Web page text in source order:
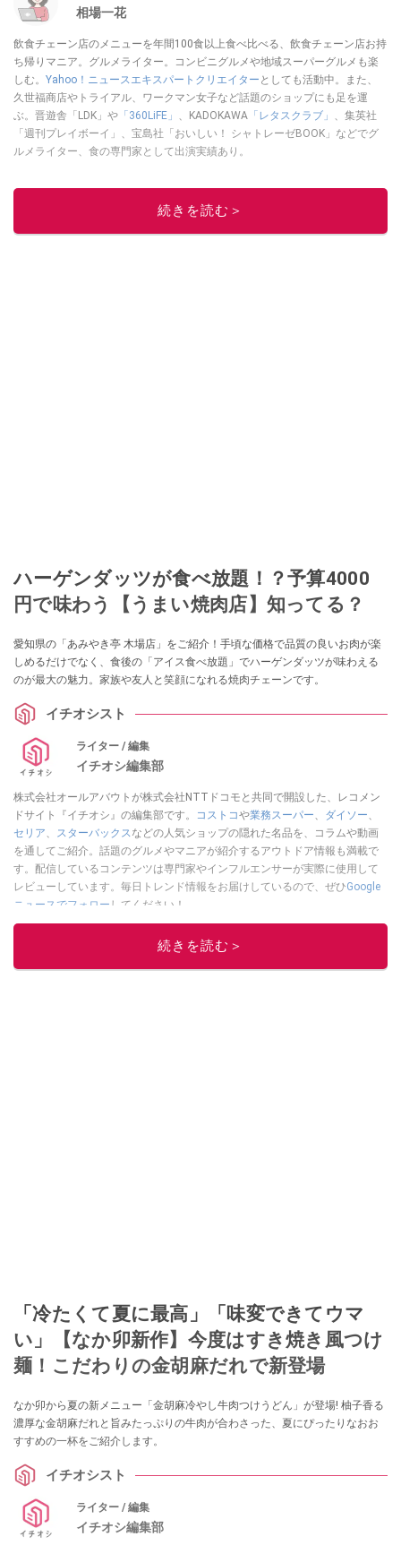
相場一花
飲食チェーン店のメニューを年間100食以上食べ比べる、飲食チェーン店お持
ち帰りマニア。グルメライター。コンビニグルメや地域スーパーグルメも楽
しむ。 Yahoo！ニュースエキスパートクリエイター としても活動中。また、
久世福商店やトライアル、ワークマン女子など話題のショップにも足を運
ぶ。晋遊舎「LDK」や 「360LiFE」 、KADOKAWA 「レタスクラブ」 、集英社
「週刊プレイボーイ」、宝島社「おいしい！ シャトレーゼBOOK」などでグ
ルメライター、食の専門家として出演実績あり。
続きを読む＞
ハーゲンダッツが食べ放題！？予算4000
円で味わう【うまい焼肉店】知ってる？
愛知県の「あみやき亭 木場店」をご紹介！手頃な価格で品質の良いお肉が楽
しめるだけでなく、食後の「アイス食べ放題」でハーゲンダッツが味わえる
のが最大の魅力。家族や友人と笑顔になれる焼肉チェーンです。
イチオシスト
ライター / 編集
イチオシ編集部
株式会社オールアバウトが株式会社NTTドコモと共同で開設した、レコメン
ドサイト『イチオシ』の編集部です。
コストコや業務スーパー、 ダイソー、
セリア、 スターバックスなどの人気ショップの隠れた名品を、コラムや動画
を通してご紹介。話題のグルメやマニアが紹介するアウトドア情報も満載で
す。配信しているコンテンツは専門家やインフルエンサーが実際に使用して
レビューしています。毎日トレンド情報をお届けしているので、ぜひGoogle
ニュースでフォロー してください！
続きを読む＞
「冷たくて夏に最高」「味変できてウマ
い」【なか卯新作】今度はすき焼き風つけ
麺！こだわりの金胡麻だれで新登場
なか卯から夏の新メニュー「金胡麻冷やし牛肉つけうどん」が登場! 柚子香る
濃厚な金胡麻だれと旨みたっぷりの牛肉が合わさった、夏にぴったりなおお
すすめの一杯をご紹介します。
イチオシスト
ライター / 編集
イチオシ編集部